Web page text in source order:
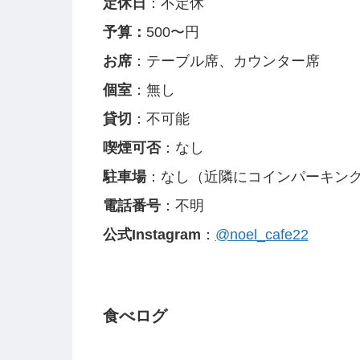
予算： 500〜円
お席：テーブル席、カウンター席
個室：無し
貸切 ：不可能
喫煙可否：なし
駐車場：なし（近隣にコインパーキン
電話番号：不明
公式Instagram ： @noel_cafe22
食べログ